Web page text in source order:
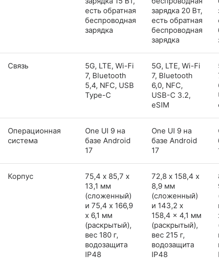
есть обратная
беспроводная
зарядка
зарядка 20 Вт,
есть обратная
беспроводная
зарядка
Связь
5G, LTE, Wi-Fi
7, Bluetooth
5,4, NFC, USB
Type-C
5G, LTE, Wi-Fi
7, Bluetooth
6,0, NFC,
USB-C 3.2,
eSIM
Операционная
система
One UI 9 на
базе Android
17
One UI 9 на
базе Android
17
Корпус
75,4 х 85,7 х
13,1 мм
(сложенный)
и 75,4 x 166,9
x 6,1 мм
(раскрытый),
вес 180 г,
водозащита
IP48
72,8 х 158,4 х
8,9 мм
(сложенный)
и 143,2 x
158,4 x 4,1 мм
(раскрытый),
вес 215 г,
водозащита
IP48